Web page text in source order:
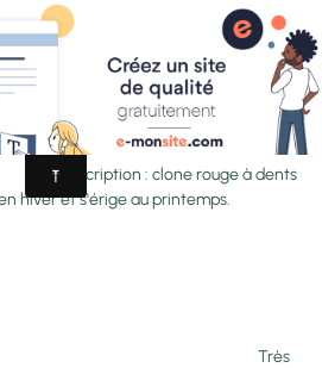
rouge à dents
hiver et s'érige au printemps.